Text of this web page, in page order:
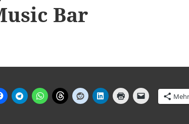
Bar
Mehr